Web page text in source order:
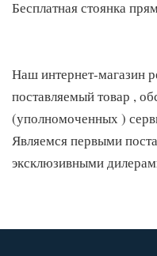
Бесплатная стоянка
Наш интернет-магазин
поставляемый товар ,
(уполномоченных )
Являемся первыми
эксклюзивными